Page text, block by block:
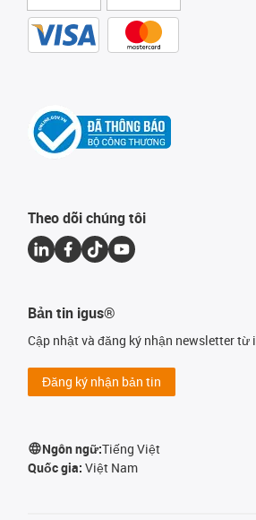
Theo dõi chúng tôi
Bản tin igus®
Cập nhật và đăng ký nhận newsletter từ
Đăng ký nhận bản tin
Ngôn ngữ:Tiếng Việt
Quốc gia: Việt Nam